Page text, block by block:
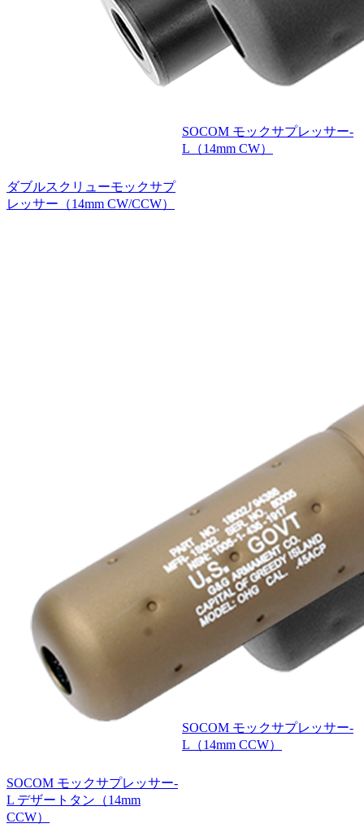
ダブルスクリューモックサプ
レッサー（14mm CW/CCW）
SOCOM モックサプレッサー-
L（14mm CW）
SOCOM モックサプレッサー-
L（14mm CCW）
SOCOM モックサプレッサー-
L デザートタン（14mm
CCW）